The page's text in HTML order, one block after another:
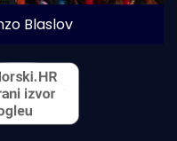
Blaslov